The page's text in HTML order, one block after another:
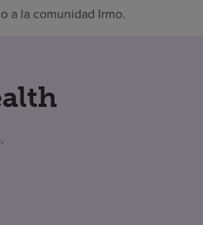
a la comunidad Irmo.